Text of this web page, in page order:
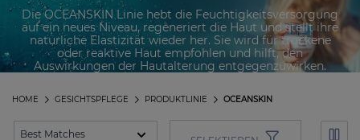
Die OCEANSKIN Linie hebt die Feuchtigkeitsversorgung
auf ein neues Niveau, regeneriert die Haut und stellt ihre
natürliche Elastizität wieder her. Sie wird für trockene
oder reaktive Haut empfohlen und hilft, den
Auswirkungen der Hautalterung entgegenzuwirken.
OCEANSKIN
PRODUKTLINIE
GESICHTSPFLEGE
HOME